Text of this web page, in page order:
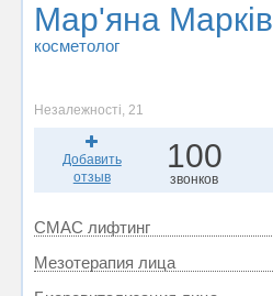
Мар'яна Марків
косметолог
Незалежності, 21
Добавить
отзыв
100
звонков
СМАС лифтинг
Мезотерапия лица